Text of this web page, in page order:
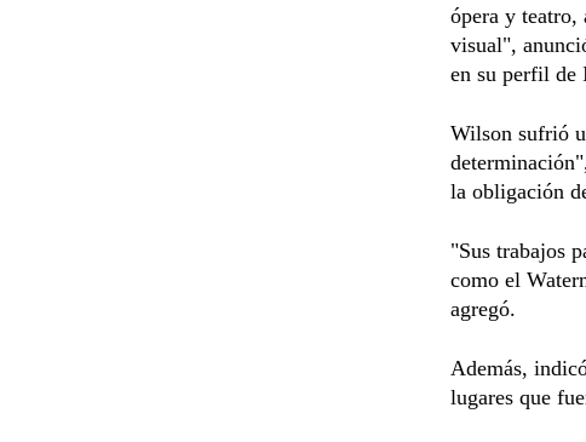
ópera y teatro,
visual",
en su perfil de
Wilson sufrió
la obligación
"Sus trabajos
como el
agregó.
Además,
lugares que